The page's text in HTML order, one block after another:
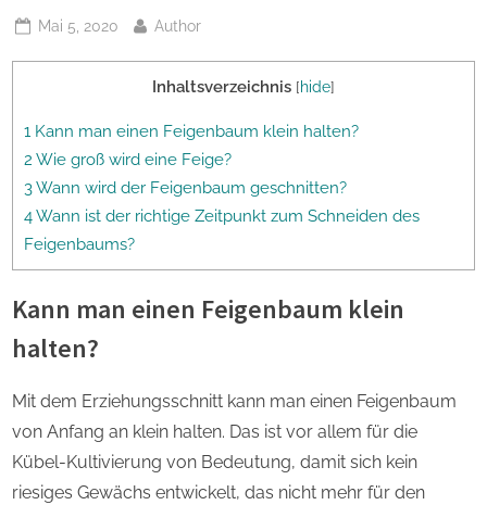
Posted
Mai 5, 2020 By
Author
Inhaltsverzeichnis [hide]
1 Kann man einen Feigenbaum klein halten?
2 Wie groß wird eine Feige?
3 Wann wird der Feigenbaum geschnitten?
4 Wann ist der richtige Zeitpunkt zum Schneiden des
Feigenbaums?
Kann man einen Feigenbaum klein
halten?
Mit dem Erziehungsschnitt kann man einen Feigenbaum
von Anfang an klein halten. Das ist vor allem für die
Kübel-Kultivierung von Bedeutung, damit sich kein
riesiges Gewächs entwickelt, das nicht mehr für den